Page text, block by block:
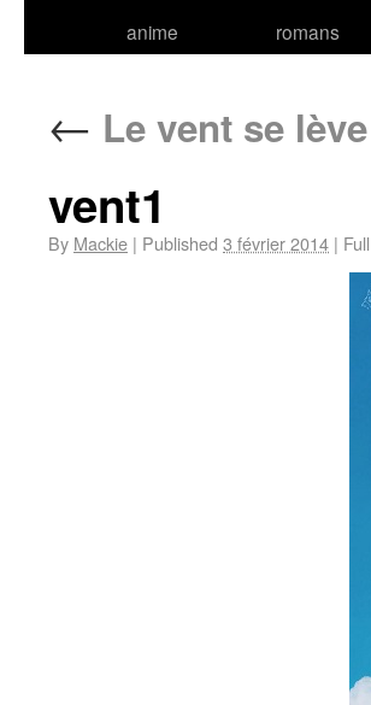
anime
romans
← Le vent se
vent1
By Mackie | Published 3 février 2014 |